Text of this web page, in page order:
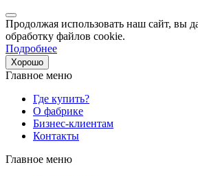
Продолжая использовать наш сайт, вы
обработку файлов cookie.
Подробнее
Хорошо
Главное меню
Где купить?
О фабрике
Бизнес-клиентам
Контакты
Главное меню